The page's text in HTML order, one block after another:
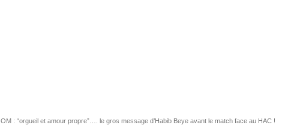
OM : “orgueil et amour propre”…. le gros message d’Habib Beye avant le match face au HAC !